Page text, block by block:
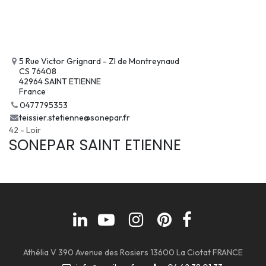
5 Rue Victor Grignard - ZI de Montreynaud
CS 76408
42964 SAINT ETIENNE
France
0477795353
teissier.stetienne@sonepar.fr
42 - Loir
SONEPAR SAINT ETIENNE
Athélia V 390 Avenue des Rosiers 13600 La Ciotat FRANCE